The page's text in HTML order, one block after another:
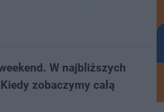
W najbliższych
zobaczymy całą